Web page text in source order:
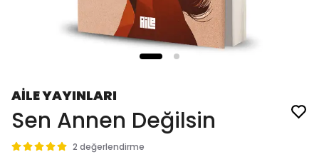
AİLE YAYINLARI
Sen Annen Değilsin
2 değerlendirme